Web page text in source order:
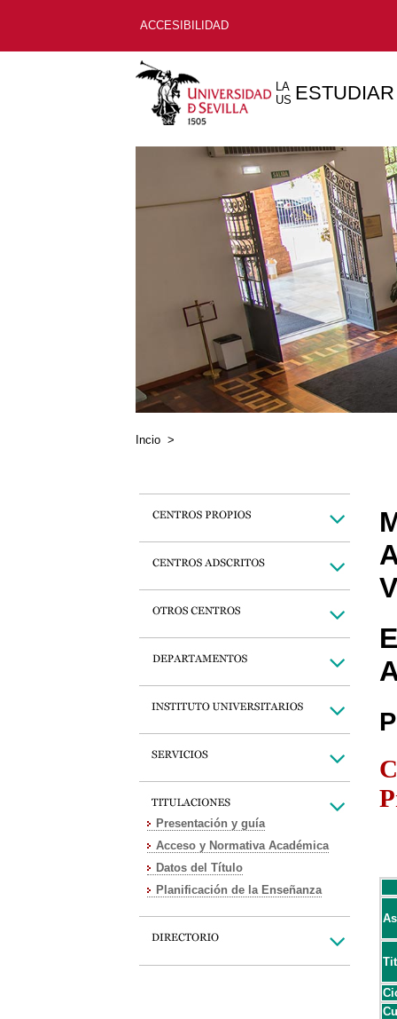
ACCESIBILIDAD
LA
US ESTUDIAR
Incio >
Presentación y guía
Acceso y Normativa Académica
Datos del Título
Planificación de la Enseñanza